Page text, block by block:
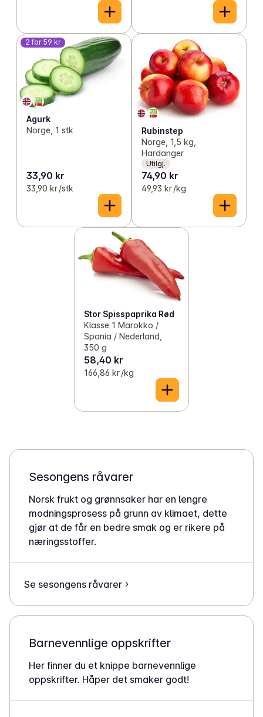
2 for 59 kr
Agurk
Norge, 1 stk
33,90 kr
33,90 kr /stk
Rubinstep
Norge, 1,5 kg,
Hardanger
Utilgj.
74,90 kr
49,93 kr /kg
Stor Spisspaprika Rød
Klasse 1 Marokko /
Spania / Nederland,
350 g
58,40 kr
166,86 kr /kg
Sesongens råvarer
Norsk frukt og grønnsaker har en lengre
modningsprosess på grunn av klimaet, dette
gjør at de får en bedre smak og er rikere på
næringsstoffer.
Se sesongens råvarer
Barnevennlige oppskrifter
Her finner du et knippe barnevennlige
oppskrifter. Håper det smaker godt!